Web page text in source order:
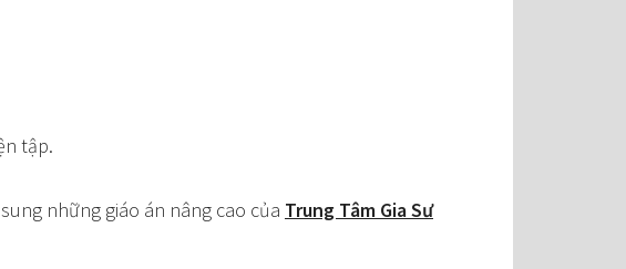
tập.
những giáo án nâng cao của Trung Tâm Gia Sư